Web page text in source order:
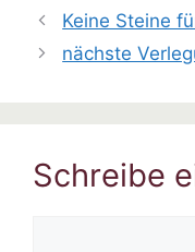
Keine Steine
nächste
Schreibe